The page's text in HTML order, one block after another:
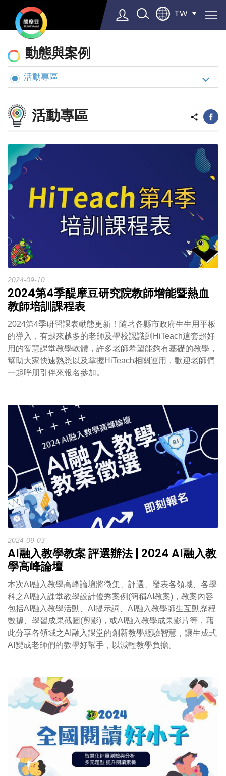
TW
▼
態
與
案
例
動態與案例
活動專區
活動專區
2024-09-10
2024第4季醍摩豆研究院教師增能暨熱血
教師培訓課程表
2024第4季研習課表動態更新！隨著各縣市政府生生用平板
的導入，有越來越多的老師及學校認識到HiTeach這套超好
用的智慧課堂教學軟體，許多老師希望能夠有基礎的教學，
幫助大家快速熟悉以及掌握HiTeach相關運用，歡迎老師們
一起呼朋引伴來報名參加。
2024-09-03
AI融入教學教案 評選辦法 | 2024 AI融入教
學高峰論壇
本次AI融入教學高峰論壇將徵集、評選、發表各領域、各學
科之AI融入課堂教學設計優秀案例(簡稱AI教案)，教案內容
包括AI融入教學活動、AI提示詞、AI融入教學師生互動歷程
數據、學習成果截圖(剪影)，或AI融入教學成果影片等，藉
此分享各領域之AI融入課堂的創新教學經驗智慧，讓生成式
AI變成老師們的教學好幫手，以減輕教學負擔。